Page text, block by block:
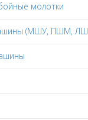
молотки
(МШУ, ПШМ,